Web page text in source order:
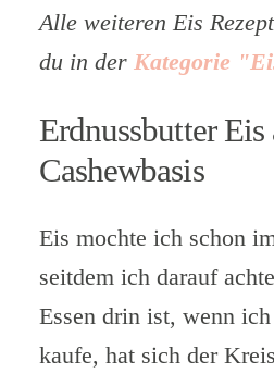
Alle weiteren Eis
du in der Kategorie
Erdnussbutter Eis
Cashewbasis
Eis mochte ich schon
seitdem ich darauf
Essen drin ist, wenn
kaufe, hat sich der